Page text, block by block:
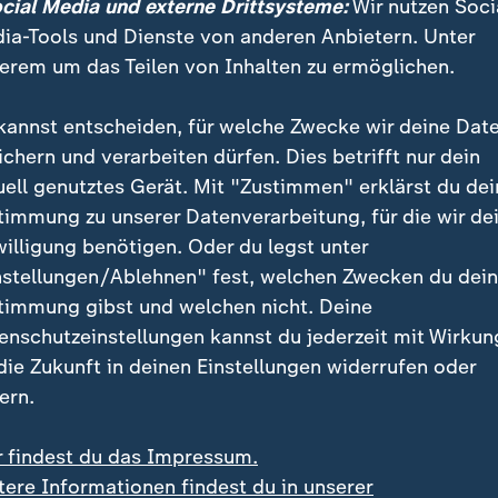
lässt, ist, dass die multiplen Krisen unserer
hinterlassen haben", stellt Mirjam Mohr fest.
Krisen beeinflussen auch
der Blick auf den
bei den Millennials eingetrübt.
Finanzierungen erreichen
legen andere Schlüsse nahe. So hat das
in einer Studie herausgefunden, dass die
höher ist als etwa zu Beginn der 80er Jahre -
Media und externe Drittsysteme:Wir nutzen
Tools und Dienste von anderen Anbietern. Unter
um das Teilen von Inhalten zu ermöglichen.
entscheiden, für welche Zwecke wir deine
und verarbeiten dürfen. Dies betrifft nur dein
genutztes Gerät. Mit "Zustimmen" erklärst du
zu unserer Datenverarbeitung, für die wir
benötigen. Oder du legst unter
Ablehnen" fest, welchen Zwecken du
gibst und welchen nicht. Deine
kannst du jederzeit mit
Zukunft in deinen Einstellungen widerrufen oder
findest du das Impressum.
Informationen findest du in unserer